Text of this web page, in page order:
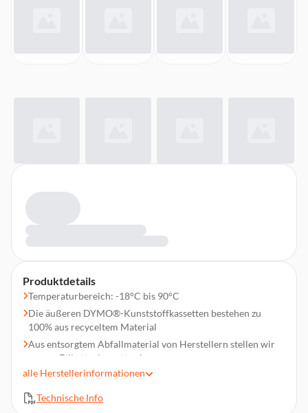
Produktdetails
Temperaturbereich: -18°C bis 90°C
Die äußeren DYMO®-Kunststoffkassetten bestehen zu
100% aus recyceltem Material
Aus entsorgtem Abfallmaterial von Herstellern stellen wir
unsere Etikettenkassetten her.
DYMO®-Verpackungen bestehen aus 60% bis 80%
Verbraucherabfall.
alle Herstellerinformationen
Technische Info